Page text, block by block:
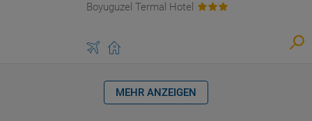
Boyuguzel Termal Hotel
MEHR ANZEIGEN